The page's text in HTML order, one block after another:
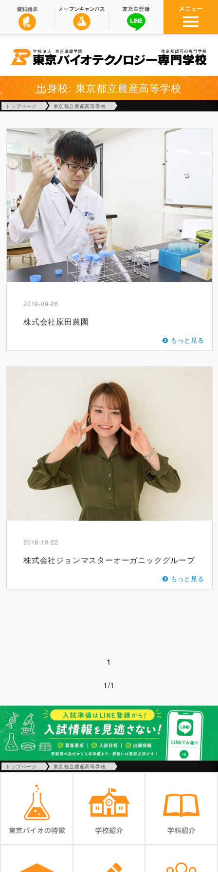
出身校: 東京都立農産高等学校
トップページ 東京都立農産高等学校
2019-09-26
株式会社原田農園
もっと見る
2018-10-22
株式会社ジョンマスターオーガニックグループ
もっと見る
1
1/1
トップページ 東京都立農産高等学校